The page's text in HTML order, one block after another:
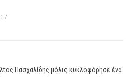
Πασχαλίδης μόλις κυκλοφόρησε ένα